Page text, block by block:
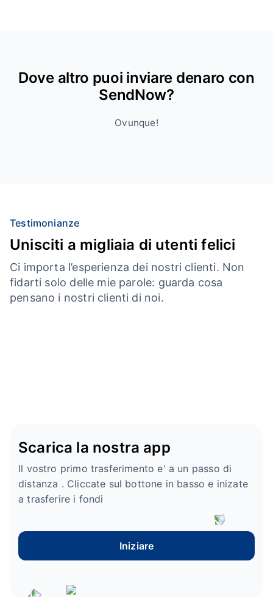
Dove altro puoi inviare denaro con
SendNow?
Ovunque!
Testimonianze
Unisciti a migliaia di utenti felici
Ci importa l’esperienza dei nostri clienti. Non
fidarti solo delle mie parole: guarda cosa
pensano i nostri clienti di noi.
Scarica la nostra app
Il vostro primo trasferimento e' a un passo di
distanza . Cliccate sul bottone in basso e inizate
a trasferire i fondi
Iniziare